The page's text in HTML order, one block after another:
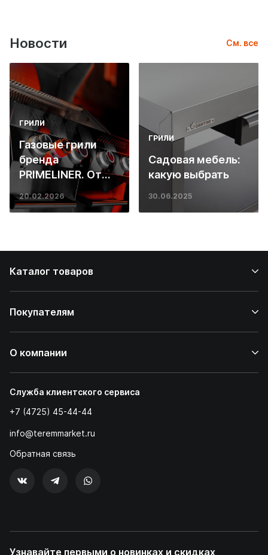
Новости См. все
ГРИЛИ
Газовые грили
бренда
PRIMELINER. От
основ инженерии
до ресторанных
20.02.2026
ГРИЛИ
Садовая мебель:
какую выбрать
30.06.2025
Каталог товаров
Покупателям
О компании
Служба клиентского сервиса
+7 (4725) 45-44-44
info@teremmarket.ru
Обратная связь
Узнавайте первыми о новинках и скидках